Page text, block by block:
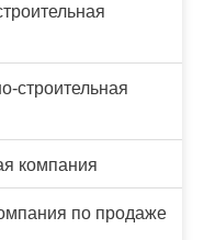
строительная
компания
по продаже